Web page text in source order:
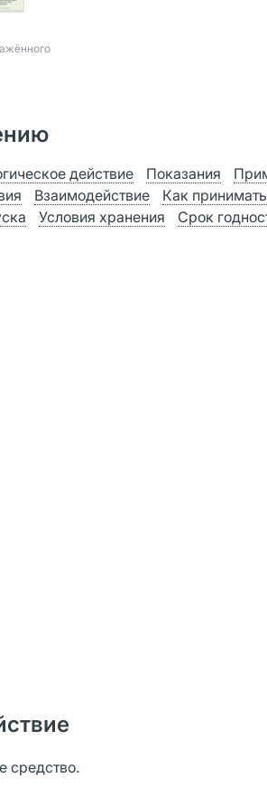
действие Показания
Взаимодействие
Как
Условия хранения Срок
средство.